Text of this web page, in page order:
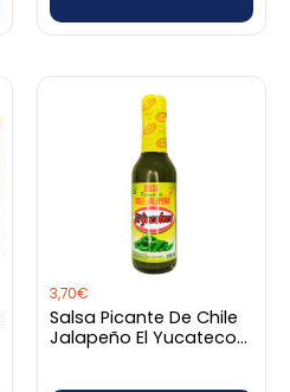
3,70€
Salsa Picante De Chile
Jalapeño El Yucateco